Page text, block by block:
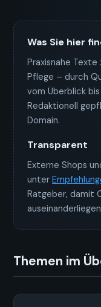
Was Sie hier
Praxisnahe
Pflege – durch
vom Überblick
Redaktionell
Domain.
Transparent
Externe Shops
unter
Ratgeber, damit
Themen im